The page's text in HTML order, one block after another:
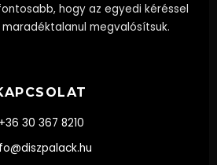
hogy az egyedi kéréssel
megvalósítsuk.
+36 30 367 8210